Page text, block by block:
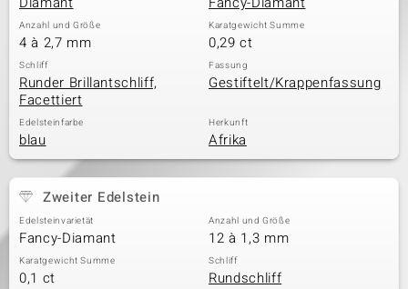
Anzahl und Größe
4 à 2,7 mm
Karatgewicht Summe
0,29 ct
Schliff
Runder Brillantschliff,
Facettiert
Fassung
Gestiftelt/Krappenfassung
Edelsteinfarbe
blau
Herkunft
Afrika
Zweiter Edelstein
Edelsteinvarietät
Fancy-Diamant
Anzahl und Größe
12 à 1,3 mm
Karatgewicht Summe
0,1 ct
Schliff
Rundschliff